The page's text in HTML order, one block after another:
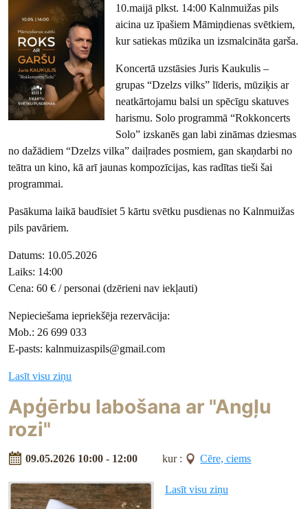
10.maijā plkst. 14:00 Kalnmuižas pils
aicina uz īpašiem Māmiņdienas svētkiem,
kur satiekas mūzika un izsmalcināta garša.
Koncertā uzstāsies Juris Kaukulis –
grupas “Dzelzs vilks” līderis, mūziķis ar
neatkārtojamu balsi un spēcīgu skatuves
harismu. Solo programmā “Rokkoncerts
Solo” izskanēs gan labi zināmas dziesmas
no dažādiem “Dzelzs vilka” daiļrades posmiem, gan skaņdarbi no
teātra un kino, kā arī jaunas kompozīcijas, kas radītas tieši šai
programmai.
Pasākuma laikā baudīsiet 5 kārtu svētku pusdienas no Kalnmuižas
pils pavāriem.
Datums: 10.05.2026
Laiks: 14:00
Cena: 60 € / personai (dzērieni nav iekļauti)
Nepieciešama iepriekšēja rezervācija:
Mob.: 26 699 033
E-pasts: kalnmuizaspils@gmail.com
Lasīt visu ziņu
Apģērbu labošana ar "Angļu
rozi"
09.05.2026 10:00 - 12:00 kur : Cēre, ciems
Lasīt visu ziņu